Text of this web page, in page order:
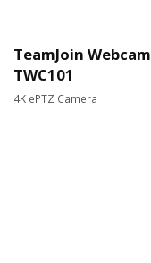
TeamJoin Webcam
TWC101
4K ePTZ Camera